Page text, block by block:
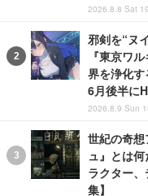
2026.8.8 Sat
邪剣を“ヌ
『東京ワ
界を浄化す
6月後半に
2026.8.9 Sun
世紀の奇
ュ』とは
ラクター
集】